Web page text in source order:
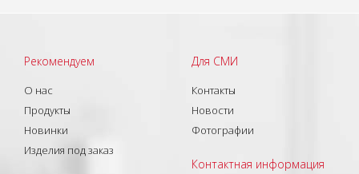
Рекомендуем
О нас
Продукты
Новинки
Изделия под заказ
Для СМИ
Контакты
Новости
Фотографии
Контактная информация